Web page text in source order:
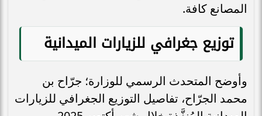
المصانع كافة.
توزيع جغرافي للزيارات الميدانية
وأوضح المتحدث الرسمي للوزارة؛ جرّاح بن
محمد الجرّاح، تفاصيل التوزيع الجغرافي للزيارات